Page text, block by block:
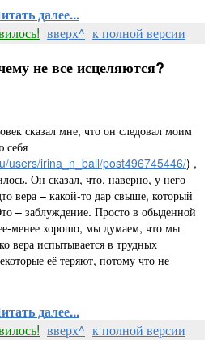
далее...
вверх^ к полной версии
не все исцеляются?
сказал мне, что он следовал моим
себя
users/irina_n_ball/post496745446/) ,
Он сказал, что, наверно, у него
вера – какой-то дар свыше, который
– заблуждение. Просто в обыденной
менее хорошо, мы думаем, что мы
вера испытывается в трудных
её теряют, потому что не
далее...
вверх^ к полной версии